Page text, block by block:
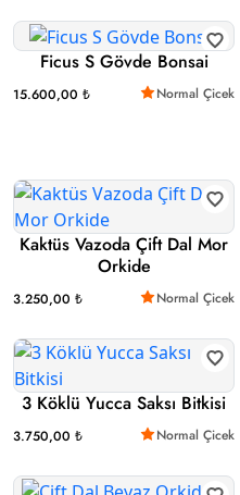
Ficus S Gövde Bonsai
15.600,00 ₺ Normal Çicek
Kaktüs Vazoda Çift Dal Mor
Orkide
3.250,00 ₺ Normal Çicek
3 Köklü Yucca Saksı Bitkisi
3.750,00 ₺ Normal Çicek